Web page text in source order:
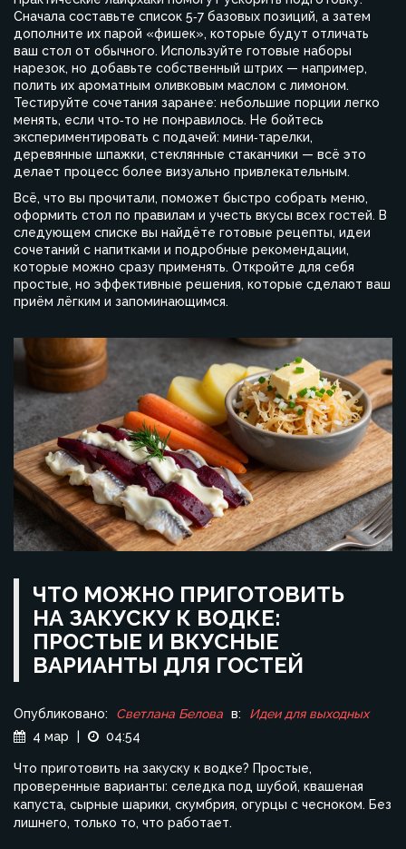
Сначала составьте список 5‑7 базовых позиций, а затем
дополните их парой «фишек», которые будут отличать
ваш стол от обычного. Используйте готовые наборы
нарезок, но добавьте собственный штрих — например,
полить их ароматным оливковым маслом с лимоном.
Тестируйте сочетания заранее: небольшие порции легко
менять, если что‑то не понравилось. Не бойтесь
экспериментировать с подачей: мини‑тарелки,
деревянные шпажки, стеклянные стаканчики — всё это
делает процесс более визуально привлекательным.
Всё, что вы прочитали, поможет быстро собрать меню,
оформить стол по правилам и учесть вкусы всех гостей. В
следующем списке вы найдёте готовые рецепты, идеи
сочетаний с напитками и подробные рекомендации,
которые можно сразу применять. Откройте для себя
простые, но эффективные решения, которые сделают ваш
приём лёгким и запоминающимся.
ЧТО МОЖНО ПРИГОТОВИТЬ
НА ЗАКУСКУ К ВОДКЕ:
ПРОСТЫЕ И ВКУСНЫЕ
ВАРИАНТЫ ДЛЯ ГОСТЕЙ
Опубликовано: Светлана Белова в:
Идеи для выходных
4 мар
04:54
Что приготовить на закуску к водке? Простые,
проверенные варианты: селедка под шубой, квашеная
капуста, сырные шарики, скумбрия, огурцы с чесноком. Без
лишнего, только то, что работает.